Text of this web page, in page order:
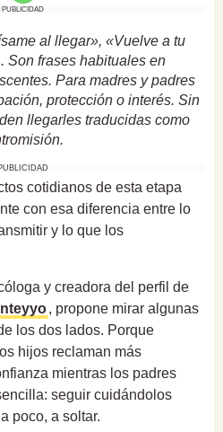
PUBLICIDAD
al llegar», «Vuelve a tu
Son frases habituales en
Para madres y padres
protección o interés. Sin
llegarles traducidas como
cotidianos de esta etapa
con esa diferencia entre lo
y lo que los
y creadora del perfil de
, propone mirar algunas
los dos lados. Porque
hijos reclaman más
mientras los padres
seguir cuidándolos
poco, a soltar.